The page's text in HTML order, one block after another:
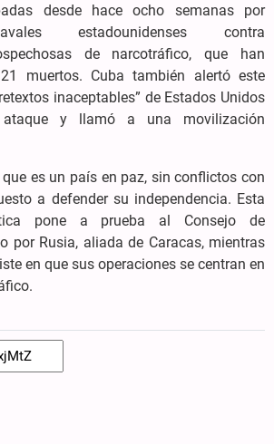
desde hace ocho semanas por
estadounidenses contra
de narcotráfico, que han
muertos. Cuba también alertó este
inaceptables” de Estados Unidos
y llamó a una movilización
es un país en paz, sin conflictos con
a defender su independencia. Esta
pone a prueba al Consejo de
por Rusia, aliada de Caracas, mientras
en que sus operaciones se centran en